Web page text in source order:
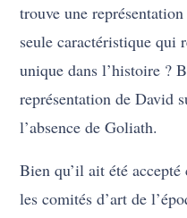
trouve une
seule caractéristique qui
unique dans l’histoire ?
représentation de David
l’absence de Goliath.
Bien qu’il ait été
les comités d’art de